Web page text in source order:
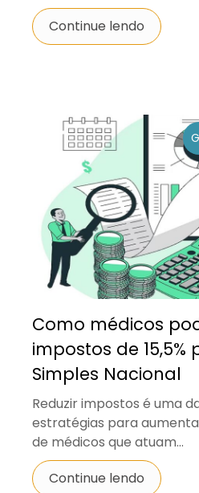
Continue lendo
Como médicos
impostos de 15,5%
Simples Nacional
Reduzir impostos é uma
estratégias para
de médicos que atuam...
Continue lendo